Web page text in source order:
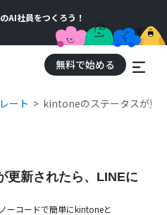
AI社員をつくろう！
無料で始める
ート kintoneのステータスが更
更新されたら、LINEに
ーコードで簡単にkintoneと